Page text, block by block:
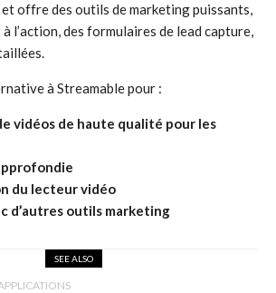
offre des outils de marketing puissants,
l’action, des formulaires de lead capture,
à Streamable pour :
vidéos de haute qualité pour les
du lecteur vidéo
d’autres outils marketing
SEE ALSO